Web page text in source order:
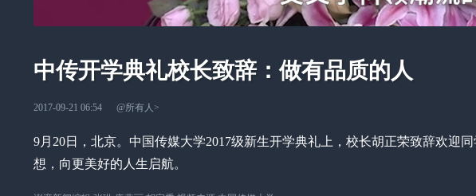
中传开学典礼校长致辞：做有品质的人
2017-09-21 06:54 @所有人 >
9月20日，北京。中国传媒大学2017级新生开学典礼上，校长胡正荣致辞欢迎
想，向更美好的人生启航。